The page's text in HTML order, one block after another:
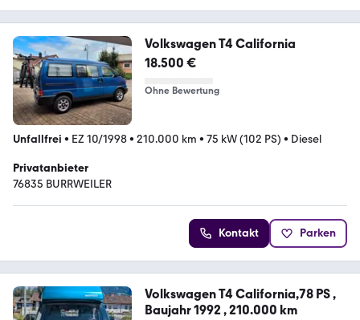
Volkswagen T4 California
18.500 €
Ohne Bewertung
Unfallfrei • EZ 10/1998• 210.000 km • 75 kW (102 PS) • Diesel
Privatanbieter
76835 BURRWEILER
Kontakt Parken
Volkswagen T4 California,78 PS ,
Baujahr 1992 , 210.000 km